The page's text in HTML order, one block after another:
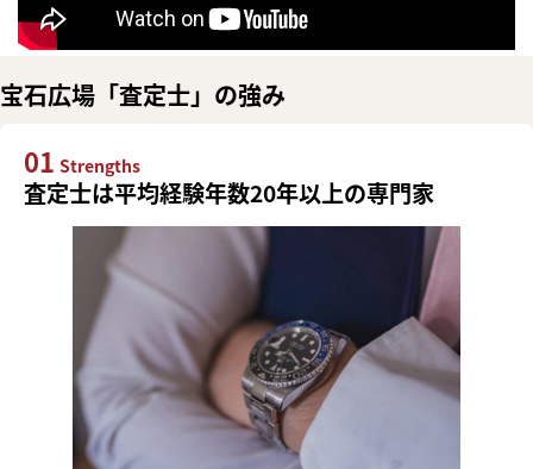
宝石広場「査定士」の強み
01 Strengths
査定士は平均経験年数20年以上の専門家